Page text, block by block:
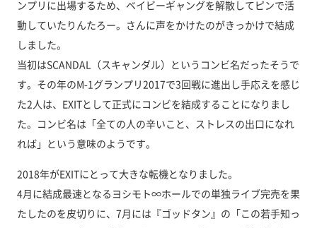
ンプリに出場するため、ベイビーギャングを解散してピンで活
動していたりんたろー。さんに声をかけたのがきっかけで結成
しました。
当初はSCANDAL（スキャンダル）というコンビ名だったそうで
す。その年のM-1グランプリ2017で3回戦に進出し手応えを感じ
た2人は、EXITとして正式にコンビを結成することになりまし
た。コンビ名は「全ての人の辛いこと、ストレスの出口になれ
れば」という意味のようです。
2018年がEXITにとって大きな転機となりました。
4月に結成最速となるヨシモト∞ホールでの単独ライブ完売を果
たしたのを皮切りに、7月には『ゴッドタン』の「この若手知っ